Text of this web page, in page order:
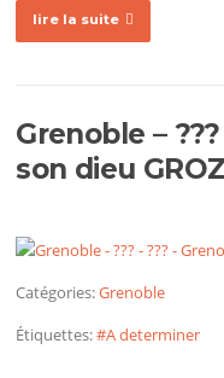
lire la suite
Grenoble –
son dieu
Catégories:Grenoble
Étiquettes:#A determiner